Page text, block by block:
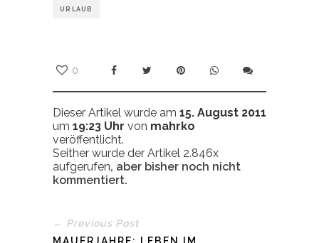
URLAUB
0
Dieser Artikel wurde am 15. August 2011
um 19:23 Uhr von mahrko
veröffentlicht.
Seither wurde der Artikel 2.846x
aufgerufen, aber bisher noch nicht
kommentiert.
← Previous Post
MAUERJAHRE: LEBEN IM